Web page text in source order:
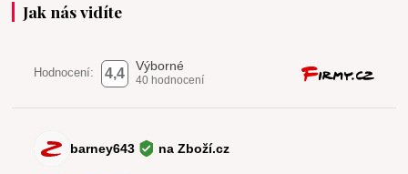
Jak nás vidíte